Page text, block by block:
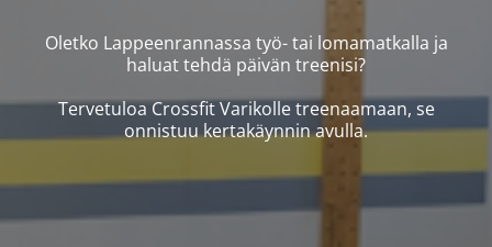
Oletko Lappeenrannassa työ- tai lomamatkalla ja
haluat tehdä päivän treenisi?
​​​​​​​Tervetuloa Crossfit Varikolle treenaamaan, se
onnistuu kertakäynnin avulla.